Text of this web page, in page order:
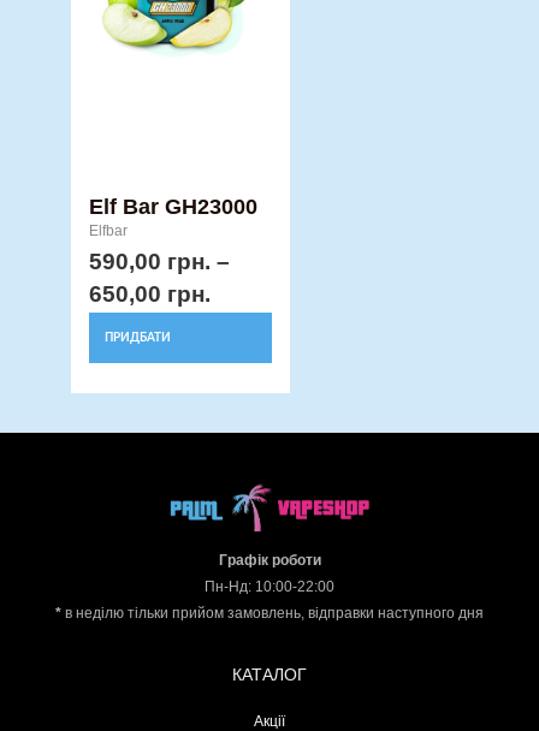
Elf Bar GH23000
Elfbar
590,00 грн. –
650,00 грн.
ПРИДБАТИ
Параметри
Графік роботи
Пн-Нд: 10:00-22:00
* в неділю тільки прийом замовлень, відправки наступного дня
КАТАЛОГ
Акції